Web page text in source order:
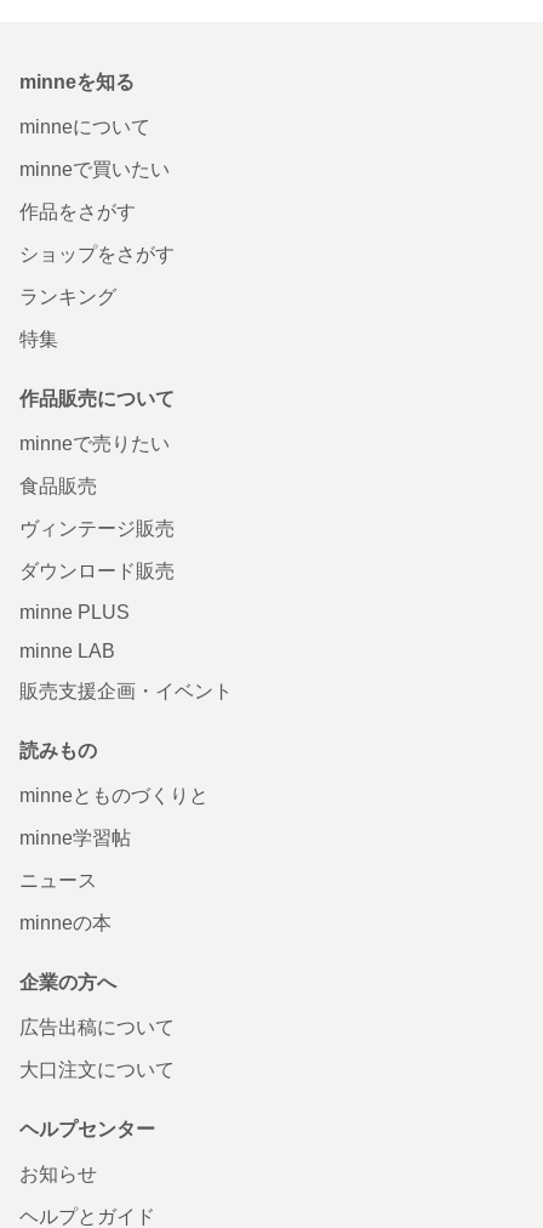
minneを知る
minneについて
minneで買いたい
作品をさがす
ショップをさがす
ランキング
特集
作品販売について
minneで売りたい
食品販売
ヴィンテージ販売
ダウンロード販売
minne PLUS
minne LAB
販売支援企画・イベント
読みもの
minneとものづくりと
minne学習帖
ニュース
minneの本
企業の方へ
広告出稿について
大口注文について
ヘルプセンター
お知らせ
ヘルプとガイド